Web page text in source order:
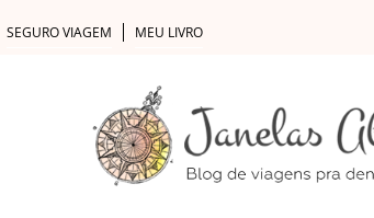
SEGURO VIAGEM MEU LIVRO